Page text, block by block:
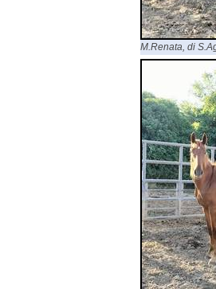
M.Renata, di